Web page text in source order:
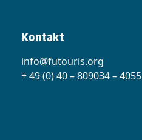
Kontakt
info@futouris.org
+ 49 (0) 40 – 809034 – 4055